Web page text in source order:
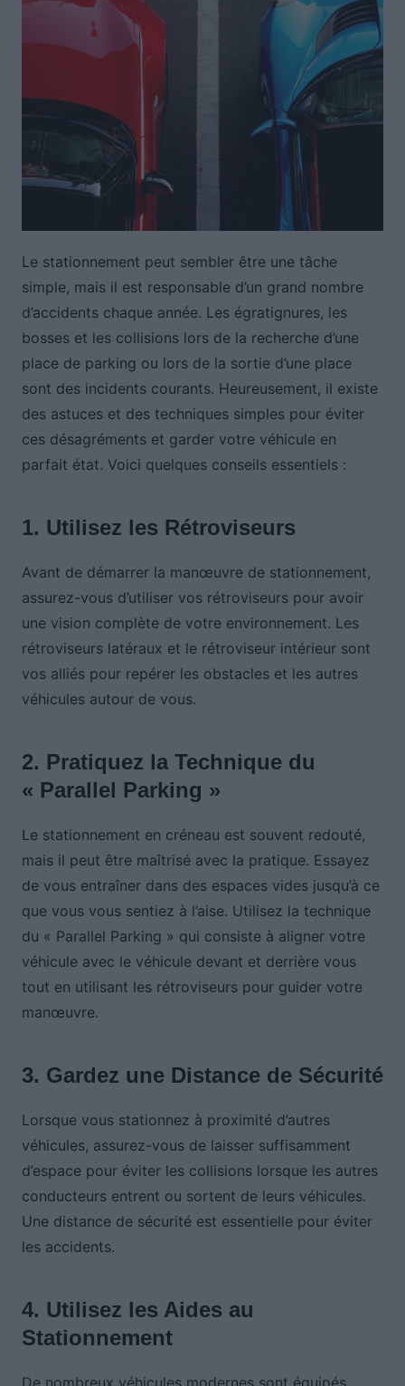
Le stationnement peut sembler être une tâche
simple, mais il est responsable d’un grand nombre
d’accidents chaque année. Les égratignures, les
bosses et les collisions lors de la recherche d’une
place de parking ou lors de la sortie d’une place
sont des incidents courants. Heureusement, il existe
des astuces et des techniques simples pour éviter
ces désagréments et garder votre véhicule en
parfait état. Voici quelques conseils essentiels :
1. Utilisez les Rétroviseurs
Avant de démarrer la manœuvre de stationnement,
assurez-vous d’utiliser vos rétroviseurs pour avoir
une vision complète de votre environnement. Les
rétroviseurs latéraux et le rétroviseur intérieur sont
vos alliés pour repérer les obstacles et les autres
véhicules autour de vous.
2. Pratiquez la Technique du
« Parallel Parking »
Le stationnement en créneau est souvent redouté,
mais il peut être maîtrisé avec la pratique. Essayez
de vous entraîner dans des espaces vides jusqu’à ce
que vous vous sentiez à l’aise. Utilisez la technique
du « Parallel Parking » qui consiste à aligner votre
véhicule avec le véhicule devant et derrière vous
tout en utilisant les rétroviseurs pour guider votre
manœuvre.
3. Gardez une Distance de Sécurité
Lorsque vous stationnez à proximité d’autres
véhicules, assurez-vous de laisser suffisamment
d’espace pour éviter les collisions lorsque les autres
conducteurs entrent ou sortent de leurs véhicules.
Une distance de sécurité est essentielle pour éviter
les accidents.
4. Utilisez les Aides au
Stationnement